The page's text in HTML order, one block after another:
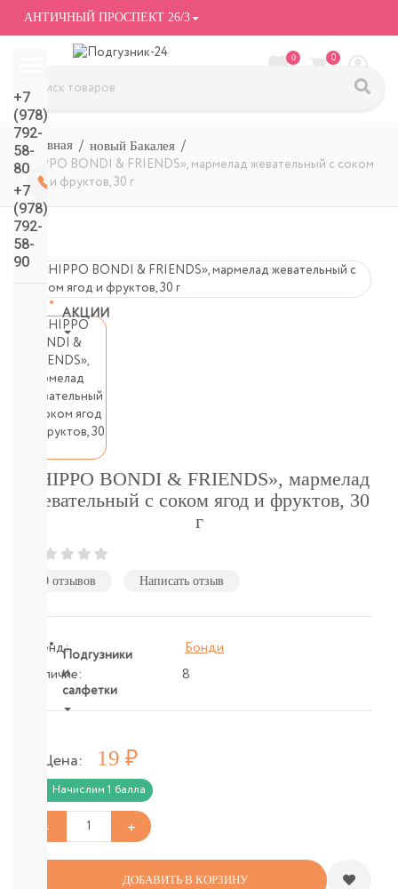
АНТИЧНЫЙ ПРОСПЕКТ 26/3
0 0
+7
(978)
792-
58-
80
+7
(978)
792-
58-
90
АКЦИИ
СМОТРЕТЬ
ВСЕ
подгузники/
подгузники-
трусики
детское
питание
бытовая
и
Товары
для
мам
пап
Подгузники
и
салфетки
Салфетки,
пеленки
Подгузники-
трусики
новый Бакалея
«HIPPO BONDI & FRIENDS», мармелад жевательный с соком
ягод и фруктов, 30 г
«HIPPO BONDI & FRIENDS», мармелад
жевательный с соком ягод и фруктов, 30
г
0 отзывов Написать отзыв
Бренд:
Бонди
Наличие:
8
Цена: 19
Начислим 1 балла
ДОБАВИТЬ В КОРЗИНУ